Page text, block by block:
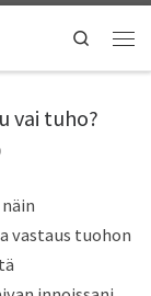
Search
vai tuho?
vastaus tuohon